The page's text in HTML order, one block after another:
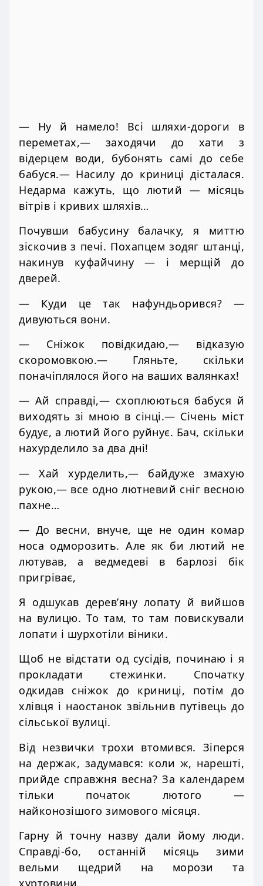
— Ну й намело! Всі шляхи-дороги в
переметах,— заходячи до хати з
відерцем води, бубонять самі до себе
бабуся.— Насилу до криниці дісталася.
Недарма кажуть, що лютий — місяць
вітрів і кривих шляхів…
Почувши бабусину балачку, я миттю
зіскочив з печі. Похапцем зодяг штанці,
накинув куфайчину — і мерщій до
дверей.
— Куди це так нафундьорився? —
дивуються вони.
— Сніжок повідкидаю,— відказую
скоромовкою.— Гляньте, скільки
поначіплялося його на ваших валянках!
— Ай справді,— схоплюються бабуся й
виходять зі мною в сінці.— Січень міст
будує, а лютий його руйнує. Бач, скільки
нахурделило за два дні!
— Хай хурделить,— байдуже змахую
рукою,— все одно лютневий сніг весною
пахне…
— До весни, внуче, ще не один комар
носа одморозить. Але як би лютий не
лютував, а ведмедеві в барлозі бік
пригріває,
Я одшукав дерев’яну лопату й вийшов
на вулицю. То там, то там повискували
лопати і шурхотіли віники.
Щоб не відстати од сусідів, починаю і я
прокладати стежинки. Спочатку
одкидав сніжок до криниці, потім до
хлівця і наостанок звільнив путівець до
сільської вулиці.
Від незвички трохи втомився. Зіперся
на держак, задумався: коли ж, нарешті,
прийде справжня весна? За календарем
тільки початок лютого —
найконозішого зимового місяця.
Гарну й точну назву дали йому люди.
Справді-бо, останній місяць зими
вельми щедрий на морози та
хуртовини…